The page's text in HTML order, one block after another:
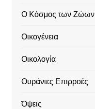
Ο Κόσμος των Ζώων
Οικογένεια
Οικολογία
Ουράνιες Επιρροές
Όψεις